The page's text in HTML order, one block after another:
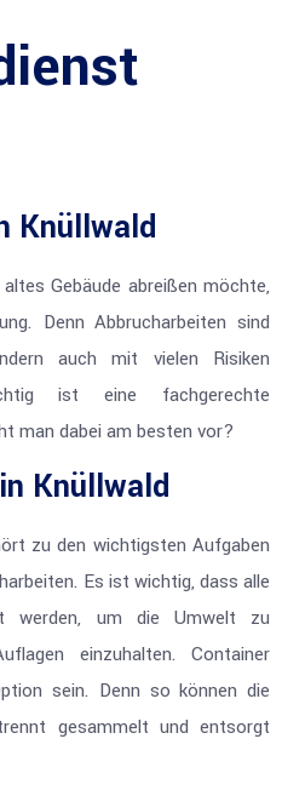
Knüllwald
Gebäude abreißen möchte,
Denn Abbrucharbeiten sind
auch mit vielen Risiken
ist eine fachgerechte
man dabei am besten vor?
Knüllwald
zu den wichtigsten Aufgaben
Es ist wichtig, dass alle
werden, um die Umwelt zu
einzuhalten. Container
sein. Denn so können die
gesammelt und entsorgt